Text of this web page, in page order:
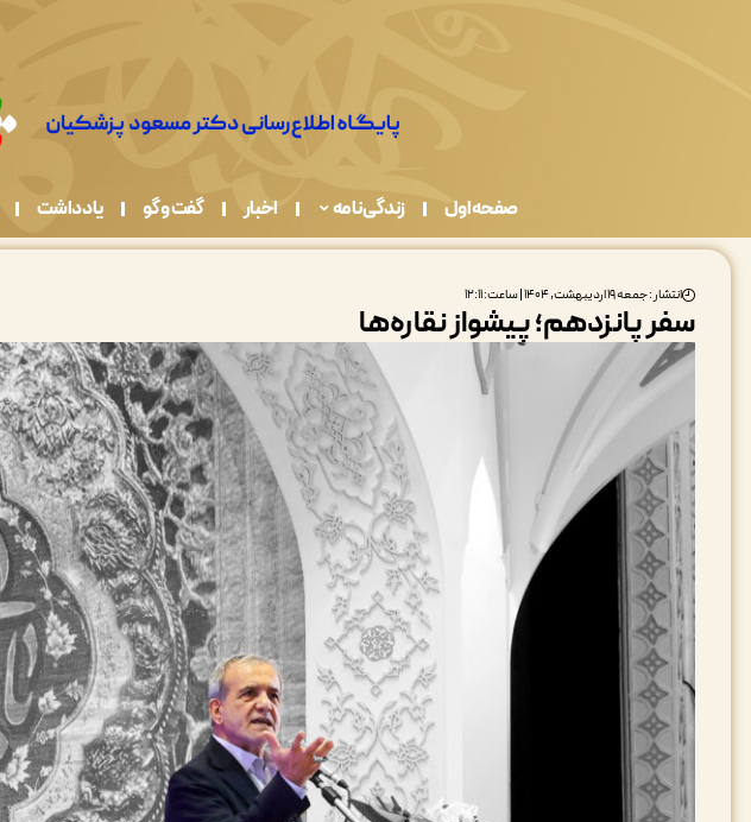
صفحه اول زندگی نامه اخبار گفت و گو یادداشت
انتشار : جمعه ۱۹ اردیبهشت, ۱۴۰۴ | ساعت: ۱۲:۱۱
سفر پانزدهم؛ پیشواز نقاره‌ها